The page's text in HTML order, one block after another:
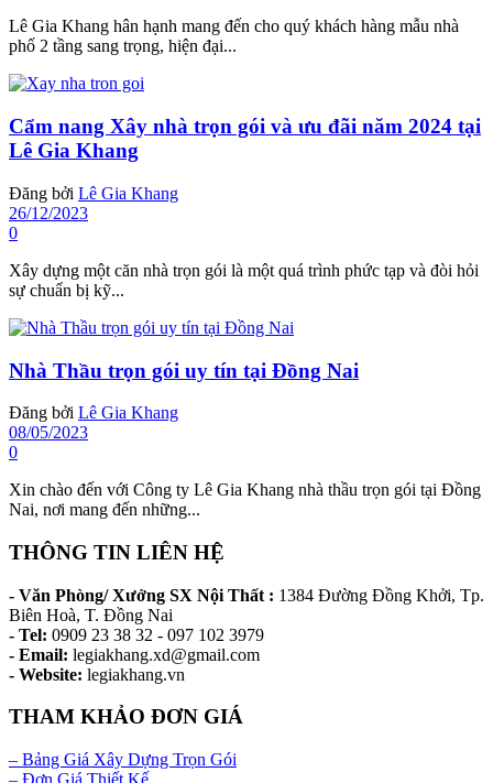
Lê Gia Khang hân hạnh mang đến cho quý khách hàng mẫu nhà
phố 2 tầng sang trọng, hiện đại...
Cẩm nang Xây nhà trọn gói và ưu đãi năm 2024 tại
Lê Gia Khang
Đăng bởi Lê Gia Khang
26/12/2023
0
Xây dựng một căn nhà trọn gói là một quá trình phức tạp và đòi hỏi
sự chuẩn bị kỹ...
Nhà Thầu trọn gói uy tín tại Đồng Nai
Đăng bởi Lê Gia Khang
08/05/2023
0
Xin chào đến với Công ty Lê Gia Khang nhà thầu trọn gói tại Đồng
Nai, nơi mang đến những...
THÔNG TIN LIÊN HỆ
- Văn Phòng/ Xưởng SX Nội Thất : 1384 Đường Đồng Khởi, Tp.
Biên Hoà, T. Đồng Nai
- Tel: 0909 23 38 32 - 097 102 3979
- Email: legiakhang.xd@gmail.com
- Website: legiakhang.vn
THAM KHẢO ĐƠN GIÁ
– Bảng Giá Xây Dựng Trọn Gói